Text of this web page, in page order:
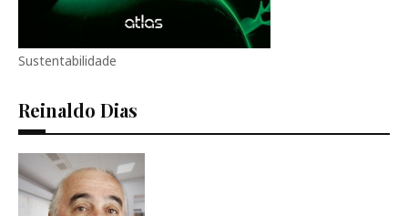
Sustentabilidade
Reinaldo Dias